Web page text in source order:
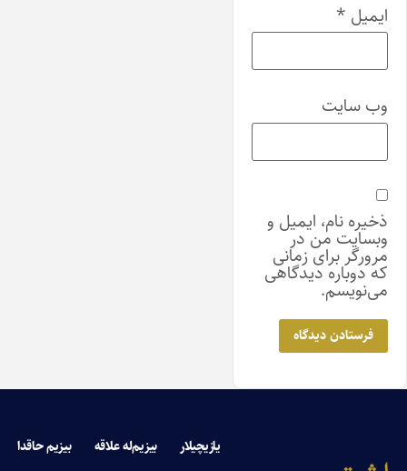
ایمیل *
وب‌ سایت
ذخیره نام، ایمیل و
وبسایت من در
مرورگر برای زمانی
که دوباره دیدگاهی
می‌نویسم.
یازیچیلار بیزیم‌له علاقه بیزیم حاقدا